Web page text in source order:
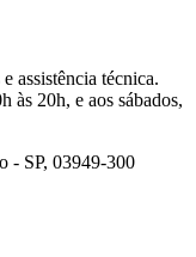
assistência técnica.
às 20h, e aos sábados,
- SP, 03949-300